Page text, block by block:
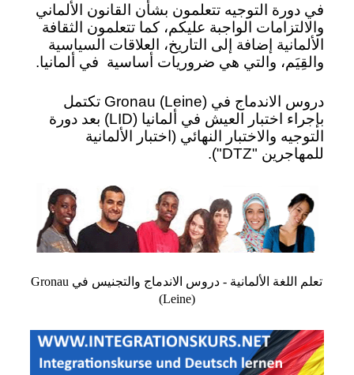
في دورة التوجيه تتعلمون بشأن القانون الألماني
والالتزامات الواجبة عليكم، كما تتعلمون الثقافة
الألمانية إضافة إلى التاريخ، العلاقات السياسية
والقِيَم، والتي هي ضروريات أساسية في ألمانيا.
دروس الاندماج في Gronau (Leine) تكتمل
بإجراء اختبار العيش في ألمانيا (LID) بعد دورة
التوجيه والاختبار النهائي (اختبار الألمانية
للمهاجرين "DTZ").
تعلم اللغة الألمانية - دروس الاندماج والتجنيس في Gronau
(Leine)